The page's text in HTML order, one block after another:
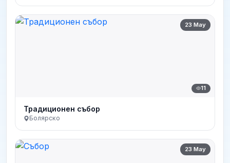
23 May
11
Традиционен събор
Болярско
23 May